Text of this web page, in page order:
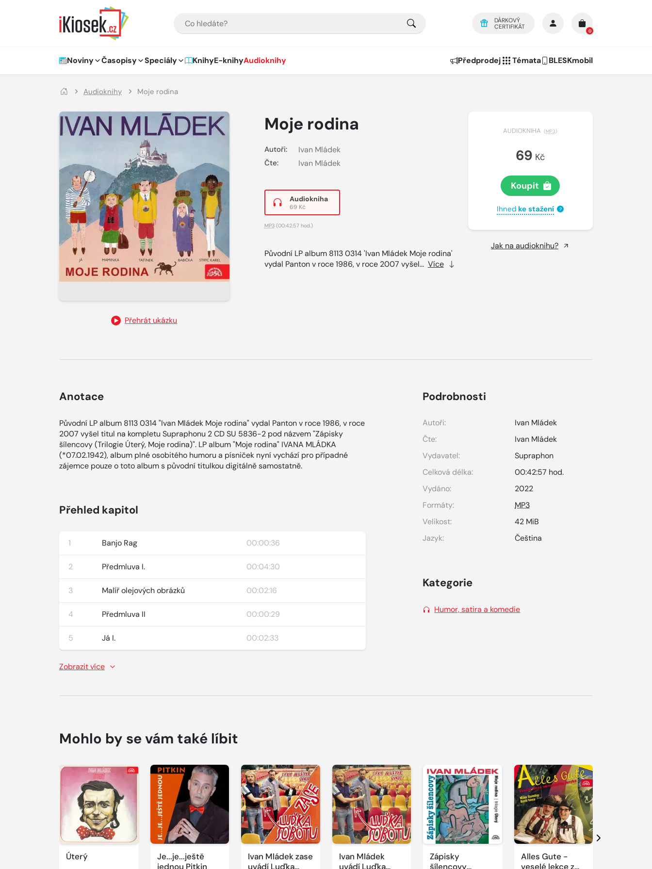
DÁRKOVÝ
CERTIFIKÁT
0
Hlavní navigace
Noviny Časopisy Speciály KnihyE-knihyAudioknihy Předprodej Témata BLESKmobil
Audioknihy Moje rodina
Přehrát ukázku
Moje rodina
Autoři: Ivan Mládek
Čte: Ivan Mládek
Audiokniha
69 Kč
MP3(00:42:57 hod.)
Původní LP album 8113 0314 'Ivan Mládek Moje rodina'
vydal Panton v roce 1986, v roce 2007 vyšel... Více
AUDIOKNIHA (MP3)
69 Kč
Koupit
Ihned ke stažení ?
Jak na audioknihu?
Anotace
Původní LP album 8113 0314 "Ivan Mládek Moje rodina" vydal Panton v roce 1986, v roce
2007 vyšel titul na kompletu Supraphonu 2 CD SU 5836-2 pod názvem "Zápisky
šílencovy (Trilogie Úterý, Moje rodina)". LP album "Moje rodina" IVANA MLÁDKA
(*07.02.1942), album plné osobitého humoru a písniček nyní vychází pro případné
zájemce pouze o toto album s původní titulkou digitálně samostatně.
Přehled kapitol
1 Banjo Rag 00:00:36
2 Předmluva I. 00:04:30
3 Malíř olejových obrázků 00:02:16
4 Předmluva II 00:00:29
5 Já I. 00:02:33
Zobrazit více
Podrobnosti
Autoři:
Ivan Mládek
Čte:
Ivan Mládek
Vydavatel:
Supraphon
Celková délka:
00:42:57 hod.
Vydáno:
2022
Formáty:
MP3
Velikost:
42 MiB
Jazyk:
Čeština
Kategorie
Humor, satira a komedie
Mohlo by se vám také líbit
Úterý
Přehrát
ukázku
Je...je...ještě
jednou Pitkin
Přehrát
ukázku
Ivan Mládek zase
uvádí Luďka
Přehrát
ukázku
Ivan Mládek
uvádí Luďka
Přehrát
ukázku
Zápisky
šílencovy
Přehrát
ukázku
Alles Gute -
veselé lekce z
Přehrát
ukázku
Další